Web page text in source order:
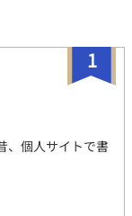
1
、個人サイトで書